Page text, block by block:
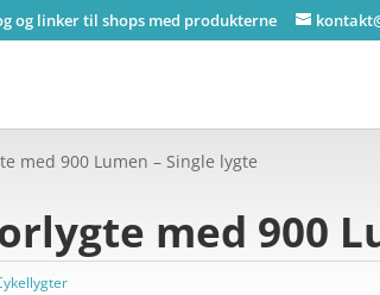
og linker til shops med produkterne
med 900 Lumen – Single lygte
med 900